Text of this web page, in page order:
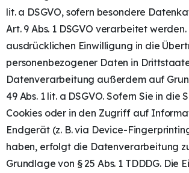
lit. a DSGVO, sofern besondere
Art. 9 Abs. 1 DSGVO verarbeitet
ausdrücklichen Einwilligung in die
personenbezogener Daten in
Datenverarbeitung außerdem auf
49 Abs. 1 lit. a DSGVO. Sofern Sie in die
Cookies oder in den Zugriff auf
Endgerät (z. B. via Device-
haben, erfolgt die Datenverarbeitung
Grundlage von § 25 Abs. 1 TDDDG. Die